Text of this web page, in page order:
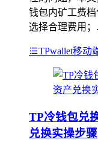
钱包内矿工费
选择合理费用；
TPwallet移动
TP冷钱包兑
兑换实操步骤